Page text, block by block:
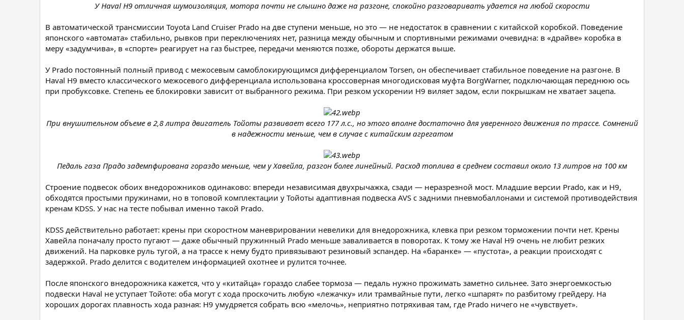
У Haval H9 отличная шумоизоляция, мотора почти не слышно даже на разгоне, спокойно разговаривать удается на любой скорости
В автоматической трансмиссии Toyota Land Cruiser Prado на две ступени меньше, но это — не недостаток в сравнении с китайской коробкой. Поведение
японского «автомата» стабильно, рывков при переключениях нет, разница между обычным и спортивными режимами очевидна: в «драйве» коробка в
меру «задумчива», в «спорте» реагирует на газ быстрее, передачи меняются позже, обороты держатся выше.
У Prado постоянный полный привод с межосевым самоблокирующимся дифференциалом Torsen, он обеспечивает стабильное поведение на разгоне. В
Haval H9 вместо классического межосевого дифференциала использована кроссоверная многодисковая муфта BorgWarner, подключающая переднюю ось
при пробуксовке. Степень ее блокировки зависит от выбранного режима. При резком ускорении Н9 виляет задом, если покрышкам не хватает зацепа.
При внушительном объеме в 2,8 литра двигатель Тойоты развивает всего 177 л.с., но этого вполне достаточно для уверенного движения по трассе. Сомнений
в надежности меньше, чем в случае с китайским агрегатом
Педаль газа Прадо задемпфирована гораздо меньше, чем у Хавейла, разгон более линейный. Расход топлива в среднем составил около 13 литров на 100 км
Строение подвесок обоих внедорожников одинаково: впереди независимая двухрычажка, сзади — неразрезной мост. Младшие версии Prado, как и H9,
обходятся простыми пружинами, но в топовой комплектации у Тойоты адаптивная подвеска AVS с задними пневмобаллонами и системой противодействия
кренам KDSS. У нас на тесте побывал именно такой Prado.
KDSS действительно работает: крены при скоростном маневрировании невелики для внедорожника, клевка при резком торможении почти нет. Крены
Хавейла поначалу просто пугают — даже обычный пружинный Prado меньше заваливается в поворотах. К тому же Haval H9 очень не любит резких
движений. На парковке руль тугой, а на трассе к нему будто привязывают резиновый эспандер. На «баранке» — «пустота», а реакции происходят с
задержкой. Prado делится с водителем информацией охотнее и рулится точнее.
После японского внедорожника кажется, что у «китайца» гораздо слабее тормоза — педаль нужно прожимать заметно сильнее. Зато энергоемкостью
подвески Haval не уступает Тойоте: оба могут с хода проскочить любую «лежачку» или трамвайные пути, легко «шпарят» по разбитому грейдеру. На
хороших дорогах плавность хода разная: Н9 умудряется собрать всю «мелочь», неприятно потряхивая там, где Prado ничего не «чувствует».